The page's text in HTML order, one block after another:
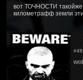
вот ТОЧНОСТИ такойже
километрафф земли